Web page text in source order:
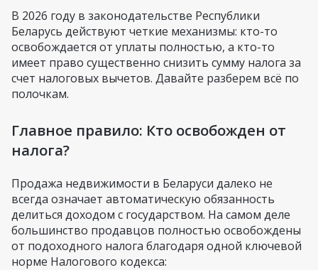
В 2026 году в законодательстве Республики
Беларусь действуют четкие механизмы: кто-то
освобождается от уплаты полностью, а кто-то
имеет право существенно снизить сумму налога за
счет налоговых вычетов. Давайте разберем всё по
полочкам.
Главное правило: Кто освобожден от
налога?
Продажа недвижимости в Беларуси далеко не
всегда означает автоматическую обязанность
делиться доходом с государством. На самом деле
большинство продавцов полностью освобождены
от подоходного налога благодаря одной ключевой
норме Налогового кодекса: